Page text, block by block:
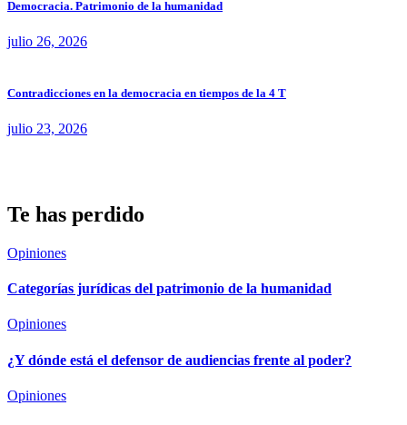
Democracia. Patrimonio de la humanidad
julio 26, 2026
Contradicciones en la democracia en tiempos de la 4 T
julio 23, 2026
Te has perdido
Opiniones
Categorías jurídicas del patrimonio de la humanidad
Opiniones
¿Y dónde está el defensor de audiencias frente al poder?
Opiniones